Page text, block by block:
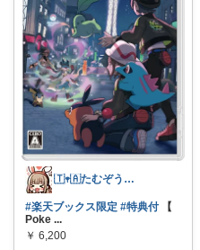
🇹𖥧🇦たむぞうꕥ雑な育児人の雑戦略
#楽天ブックス限定 #特典付【
Poke ...
￥ 6,200